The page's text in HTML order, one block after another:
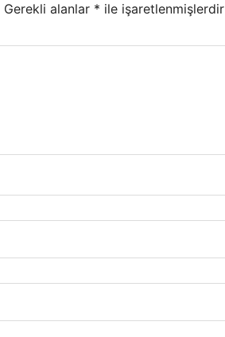
Gerekli alanlar * ile işaretlenmişlerdir